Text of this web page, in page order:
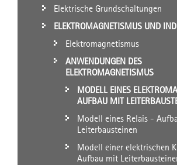
Elektrische Grundschaltungen
ELEKTROMAGNETISMUS UND
Elektromagnetismus
ANWENDUNGEN DES
ELEKTROMAGNETISMUS
MODELL EINES
AUFBAU MIT
Modell eines Relais -
Leiterbausteinen
Modell einer elektrischen
Aufbau mit